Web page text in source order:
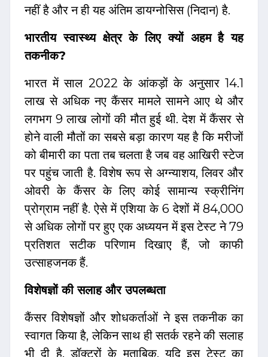
नहीं है और न ही यह अंतिम डायग्नोसिस (निदान) है.
भारतीय स्वास्थ्य क्षेत्र के लिए क्यों अहम है यह
तकनीक?
भारत में साल 2022 के आंकड़ों के अनुसार 14.1
लाख से अधिक नए कैंसर मामले सामने आए थे और
लगभग 9 लाख लोगों की मौत हुई थी. देश में कैंसर से
होने वाली मौतों का सबसे बड़ा कारण यह है कि मरीजों
को बीमारी का पता तब चलता है जब वह आखिरी स्टेज
पर पहुंच जाती है. विशेष रूप से अग्न्याशय, लिवर और
ओवरी के कैंसर के लिए कोई सामान्य स्क्रीनिंग
प्रोग्राम नहीं है. ऐसे में एशिया के 6 देशों में 84,000
से अधिक लोगों पर हुए एक अध्ययन में इस टेस्ट ने 79
प्रतिशत सटीक परिणाम दिखाए हैं, जो काफी
उत्साहजनक हैं.
विशेषज्ञों की सलाह और उपलब्धता
कैंसर विशेषज्ञों और शोधकर्ताओं ने इस तकनीक का
स्वागत किया है, लेकिन साथ ही सतर्क रहने की सलाह
भी दी है. डॉक्टरों के मुताबिक, यदि इस टेस्ट का